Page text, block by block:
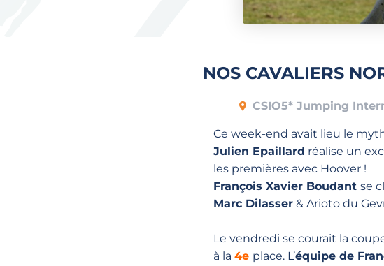
NOS CAVALIERS
CSIO5* Jumping
Ce week-end avait lieu le
Julien Epaillard réalise un
les premières avec Hoover !
François Xavier Boudant se
Marc Dilasser& Arioto du
Le vendredi se courait la
à la 4e place. L’équipe de